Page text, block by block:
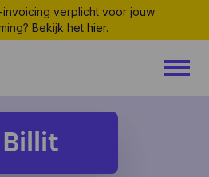
verplicht voor jouw
Bekijk het hier.
Billit